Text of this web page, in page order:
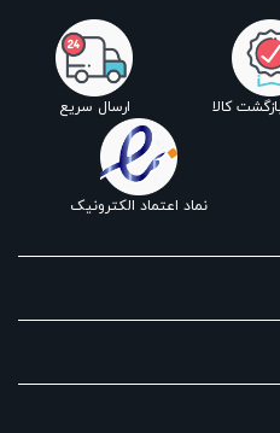
کالا ارسال سریع
نماد اعتماد الکترونیک